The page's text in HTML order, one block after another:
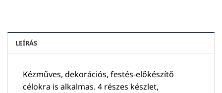
LEÍRÁS
Kézműves, dekorációs, festés-előkészítő
célokra is alkalmas. 4 részes készlet,